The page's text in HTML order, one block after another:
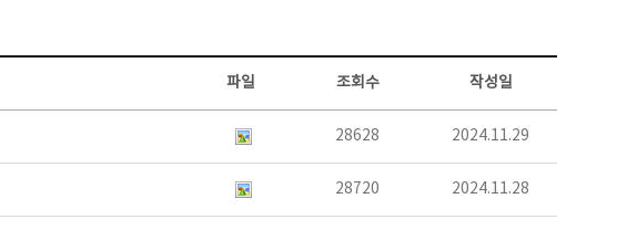
파일 조회수 작성일
28628 2024.11.29
28720 2024.11.28